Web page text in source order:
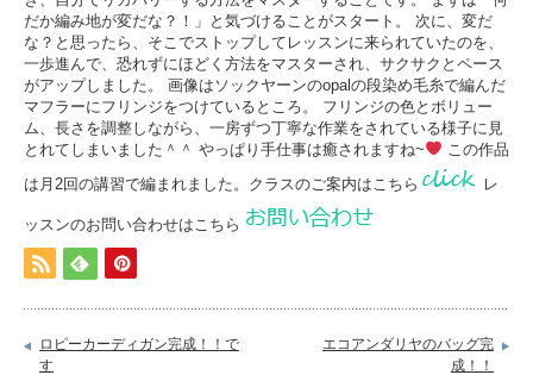
だか編み地が変だな？！」と気づけることがスタート。 次に、変だ
な？と思ったら、そこでストップしてレッスンに来られていたのを、
一歩進んで、恐れずにほどく方法をマスターされ、サクサクとペース
がアップしました。 画像はソックヤーンのopalの段染め毛糸で編んだ
マフラーにフリンジをつけているところ。 フリンジの色とボリュー
ム、長さを調整しながら、一房ずつ丁寧な作業をされている様子に見
とれてしまいました＾＾ やっぱり手仕事は癒されますね~
この作品
は月2回の講習で編まれました。クラスのご案内はこちら
レ
ッスンのお問い合わせはこちら
ロピーカーディガン完成！！で
す
エコアンダリヤのバッグ完
成！！